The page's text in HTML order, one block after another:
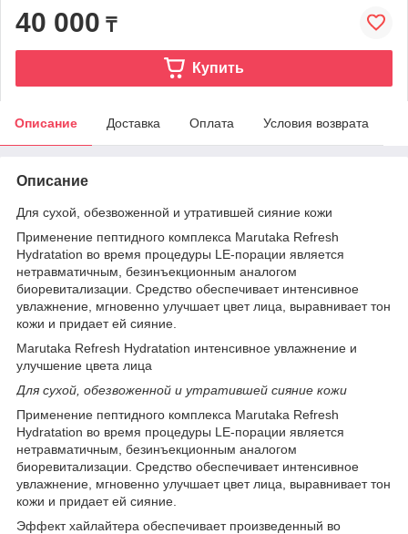
40 000 ₸
Купить
Описание Доставка Оплата Условия возврата
Описание
Для сухой, обезвоженной и утратившей сияние кожи
Применение пептидного комплекса Marutaka Refresh
Hydratation во время процедуры LE-порации является
нетравматичным, безинъекционным аналогом
биоревитализации. Средство обеспечивает интенсивное
увлажнение, мгновенно улучшает цвет лица, выравнивает тон
кожи и придает ей сияние.
Marutaka Refresh Hydratation интенсивное увлажнение и
улучшение цвета лица
Для сухой, обезвоженной и утратившей сияние кожи
Применение пептидного комплекса Marutaka Refresh
Hydratation во время процедуры LE-порации является
нетравматичным, безинъекционным аналогом
биоревитализации. Средство обеспечивает интенсивное
увлажнение, мгновенно улучшает цвет лица, выравнивает тон
кожи и придает ей сияние.
Эффект хайлайтера обеспечивает произведенный во